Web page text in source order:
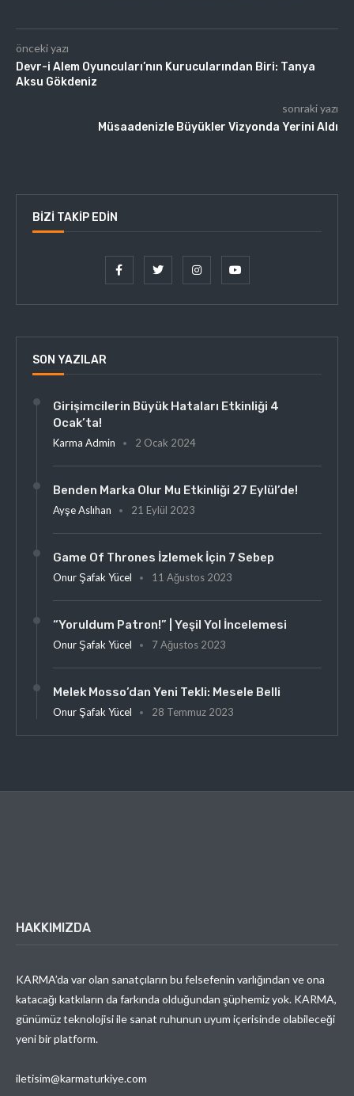
önceki yazı
Devr-i Alem Oyuncuları’nın Kurucularından Biri: Tanya
Aksu Gökdeniz
sonraki yazı
Müsaadenizle Büyükler Vizyonda Yerini Aldı
BIZI TAKIP EDIN
SON YAZILAR
Girişimcilerin Büyük Hataları Etkinliği 4
Ocak’ta!
Karma Admin 2 Ocak 2024
Benden Marka Olur Mu Etkinliği 27 Eylül’de!
Ayşe Aslıhan 21 Eylül 2023
Game Of Thrones İzlemek İçin 7 Sebep
Onur Şafak Yücel 11 Ağustos 2023
“Yoruldum Patron!” | Yeşil Yol İncelemesi
Onur Şafak Yücel 7 Ağustos 2023
Melek Mosso’dan Yeni Tekli: Mesele Belli
Onur Şafak Yücel 28 Temmuz 2023
HAKKIMIZDA
KARMA’da var olan sanatçıların bu felsefenin varlığından ve ona
katacağı katkıların da farkında olduğundan şüphemiz yok. KARMA,
günümüz teknolojisi ile sanat ruhunun uyum içerisinde olabileceği
yeni bir platform.
iletisim@karmaturkiye.com